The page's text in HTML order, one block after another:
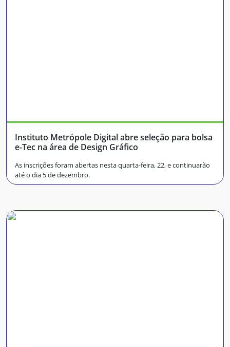
Instituto Metrópole Digital abre seleção para bolsa
e-Tec na área de Design Gráfico
As inscrições foram abertas nesta quarta-feira, 22, e continuarão
até o dia 5 de dezembro.